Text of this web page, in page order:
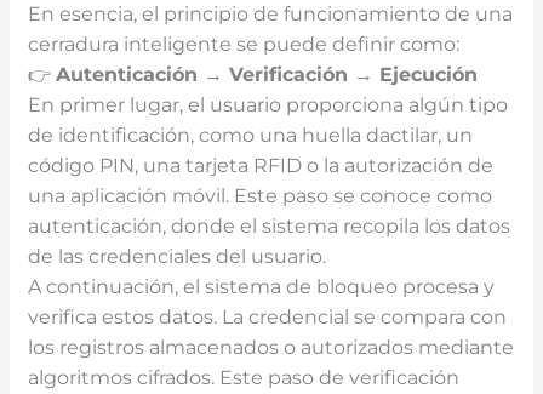
En esencia, el principio de funcionamiento de una
cerradura inteligente se puede definir como:
👉Autenticación → Verificación → Ejecución
En primer lugar, el usuario proporciona algún tipo
de identificación, como una huella dactilar, un
código PIN, una tarjeta RFID o la autorización de
una aplicación móvil. Este paso se conoce como
autenticación, donde el sistema recopila los datos
de las credenciales del usuario.
A continuación, el sistema de bloqueo procesa y
verifica estos datos. La credencial se compara con
los registros almacenados o autorizados mediante
algoritmos cifrados. Este paso de verificación